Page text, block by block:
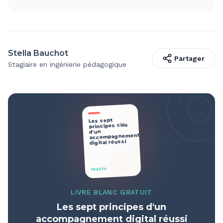
Stella Bauchot
Stagiaire en ingénierie pédagogique
Partager
Les sept
principes clés
d'un
accompagnement
digital réussi
teasio
LIVRE BLANC GRATUIT
Les sept principes d'un
accompagnement digital réussi